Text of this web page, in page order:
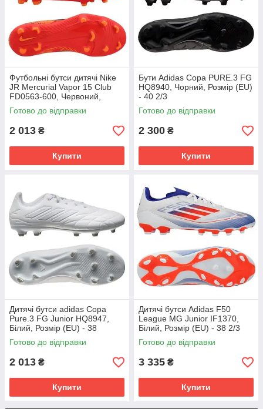
Футбольні бутси дитячі Nike
JR Mercurial Vapor 15 Club
FD0563-600, Червоний,
Розмір (EU) - 38
Готово до відправки
2 013 ₴
Купити
Бути Adidas Copa PURE.3 FG
HQ8940, Чорний, Розмір (EU)
- 40 2/3
Готово до відправки
2 300 ₴
Купити
Дитячі бутси adidas Copa
Pure.3 FG Junior HQ8947,
Білий, Розмір (EU) - 38
Готово до відправки
2 013 ₴
Купити
Дитячі бутси Adidas F50
League MG Junior IF1370,
Білий, Розмір (EU) - 38 2/3
Готово до відправки
3 335 ₴
Купити